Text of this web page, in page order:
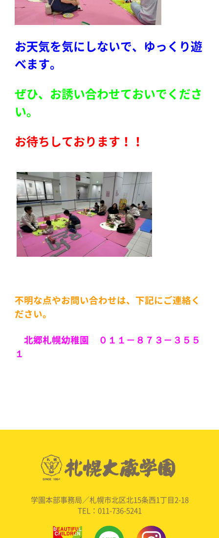
お天気を気にしないで、ゆっくり遊
べます。
ぜひ、お誘い合わせておいでくださ
い。
お待ちしております！！
不明な点やお問い合わせは、下記にご連絡く
ださい。
北郷札幌幼稚園
０１１－８７３－３５５
１
学園本部事務局／札幌市北区北15条西1丁目2-18
TEL：011-736-5241